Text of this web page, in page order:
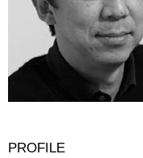
PROFILE